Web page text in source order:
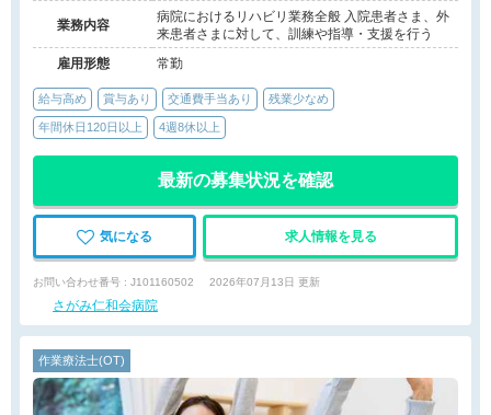
業務内容
病院におけるリハビリ業務全般 入院患者さま、外
来患者さまに対して、訓練や指導・支援を行う
雇用形態
常勤
給与高め 賞与あり 交通費手当あり 残業少なめ
年間休日120日以上 4週8休以上
最新の募集状況を確認
気になる 求人情報を見る
お問い合わせ番号 : J101160502 2026年07月13日 更新
さがみ仁和会病院
作業療法士(OT)